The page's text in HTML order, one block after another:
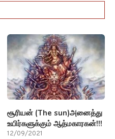
சூரியன் (The sun)அனைத்து
உயிர்களுக்கும் ஆத்மகாரகன்!!!
12/09/2021